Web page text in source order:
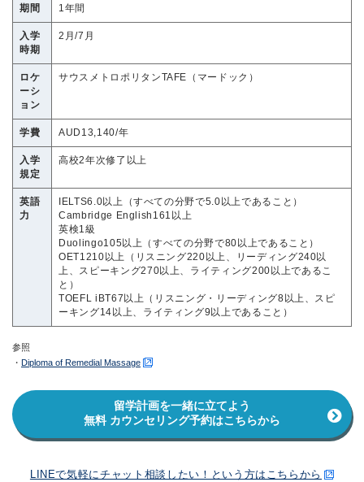
期間 1年間
入学
時期
2月/7月
ロケ
ーシ
ョン
サウスメトロポリタンTAFE（マードック）
学費 AUD13,140/年
入学
規定
高校2年次修了以上
英語
力
IELTS6.0以上（すべての分野で5.0以上であること）
Cambridge English161以上
英検1級
Duolingo105以上（すべての分野で80以上であること）
OET1210以上（リスニング220以上、リーディング240以
上、スピーキング270以上、ライティング200以上であるこ
と）
TOEFL iBT67以上（リスニング・リーディング8以上、スピ
ーキング14以上、ライティング9以上であること）
参照
・ Diploma of Remedial Massage
留学計画を一緒に立てよう
無料 カウンセリング予約はこちらから
LINEで気軽にチャット相談したい！という方はこちらから